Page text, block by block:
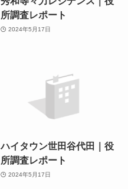
所調査レポート
2024年5月17日
ハイタウン世田谷代田｜役
所調査レポート
2024年5月17日